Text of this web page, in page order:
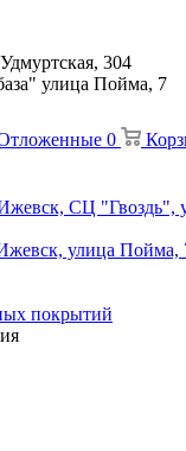
304
улица Пойма, 7
0
СЦ "Гвоздь",
улица Пойма,